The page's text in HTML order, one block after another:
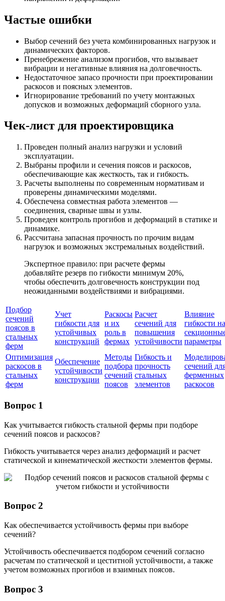
Частые ошибки
Выбор сечений без учета комбинированных нагрузок и
динамических факторов.
Пренебрежение анализом прогибов, что вызывает
вибрации и негативные влияния на долговечность.
Недостаточное запасо прочности при проектировании
раскосов и поясных элементов.
Игнорирование требований по учету монтажных
допусков и возможных деформаций сборного узла.
Чек-лист для проектировщика
Проведен полный анализ нагрузки и условий
эксплуатации.
Выбраны профили и сечения поясов и раскосов,
обеспечивающие как жесткость, так и гибкость.
Расчеты выполнены по современным нормативам и
проверены динамическими моделями.
Обеспечена совместная работа элементов —
соединения, сварные швы и узлы.
Проведен контроль прогибов и деформаций в статике и
динамике.
Рассчитана запасная прочность по прочим видам
нагрузок и возможных экстремальных воздействий.
Экспертное правило: при расчете фермы
добавляйте резерв по гибкости минимум 20%,
чтобы обеспечить долговечность конструкции под
неожиданными воздействиями и вибрациями.
Подбор
сечений
поясов в
стальных
ферм
Учет
гибкости для
устойчивых
конструкций
Раскосы
и их
роль в
фермах
Расчет
сечений для
повышения
устойчивости
Влияние
гибкости на
параметры
Оптимизация
раскосов в
стальных
ферм
Обеспечение
устойчивости
конструкции
Методы
подбора
сечений
поясов
Гибкость и
прочность
стальных
элементов
сечений
ферменных
раскосов
Вопрос 1
Как учитывается гибкость стальной фермы при подборе
сечений поясов и раскосов?
Гибкость учитывается через анализ деформаций и расчет
статической и кинематической жесткости элементов фермы.
Вопрос 2
Как обеспечивается устойчивость фермы при выборе
сечений?
Устойчивость обеспечивается подбором сечений согласно
расчетам по статической и цеститной устойчивости, а также
учетом возможных прогибов и взаимных поясов.
Вопрос 3